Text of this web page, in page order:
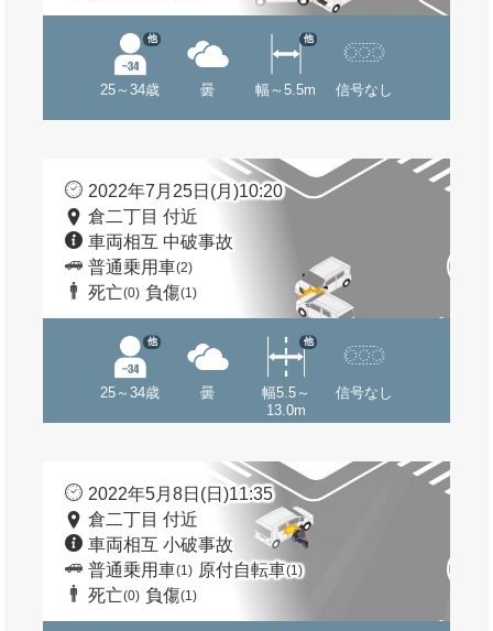
25～34歳
他
曇 幅～5.5m
他
信号なし
2022年7月25日(月)10:20
倉二丁目 付近
車両相互 中破事故
普通乗用車(2)
死亡(0) 負傷(1)
25～34歳
他
曇
幅5.5～
13.0m
他
信号なし
2022年5月8日(日)11:35
倉二丁目 付近
車両相互 小破事故
普通乗用車(1) 原付自転車(1)
死亡(0) 負傷(1)